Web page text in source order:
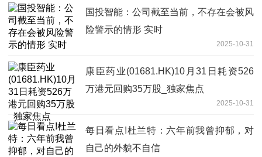
国投智能：公司截至当前，不存在会被风
险警示的情形 实时
2025-10-31
康臣药业(01681.HK)10月31日耗资526
万港元回购35万股_独家焦点
2025-10-31
每日看点!杜兰特：六年前我曾抑郁，对
自己的外貌不自信